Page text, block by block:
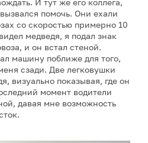
И тут же его коллега,
помочь. Они ехали
со скоростью примерно 10
медведя, я подал знак
и он встал стеной.
машину поближе для того,
сзади. Две легковушки
визуально показывая, где он
момент водители
давая мне возможность